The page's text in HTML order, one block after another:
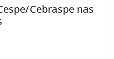
Cebraspe nas